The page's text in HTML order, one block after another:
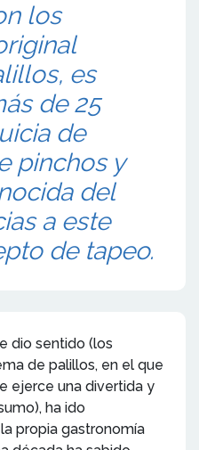
los
es
de 25
de
pinchos y
del
a este
de tapeo.
dio sentido (los
de palillos, en el que
ejerce una divertida y
ha ido
propia gastronomía